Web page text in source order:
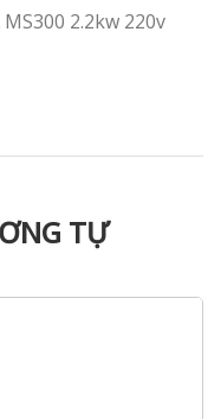
2.2kw 220v
TỰ